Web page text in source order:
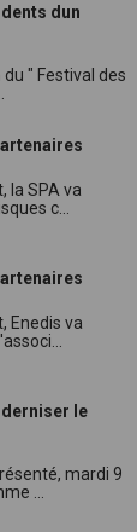
dun
" Festival des
la SPA va
c...
Enedis va
le
mardi 9
...